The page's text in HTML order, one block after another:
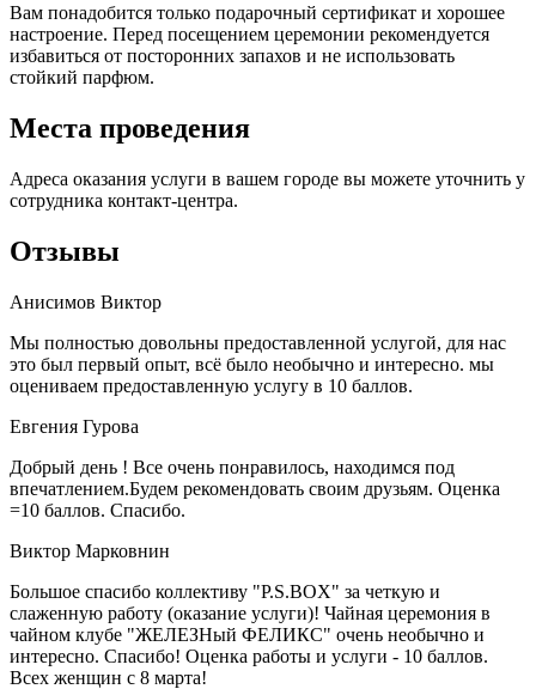
Вам понадобится только подарочный сертификат и хорошее
настроение. Перед посещением церемонии рекомендуется
избавиться от посторонних запахов и не использовать
стойкий парфюм.
Места проведения
Адреса оказания услуги в вашем городе вы можете уточнить у
сотрудника контакт-центра.
Отзывы
Анисимов Виктор
Мы полностью довольны предоставленной услугой, для нас
это был первый опыт, всё было необычно и интересно. мы
оцениваем предоставленную услугу в 10 баллов.
Евгения Гурова
Добрый день ! Все очень понравилось, находимся под
впечатлением.Будем рекомендовать своим друзьям. Оценка
=10 баллов. Спасибо.
Виктор Марковнин
Большое спасибо коллективу "P.S.BOX" за четкую и
слаженную работу (оказание услуги)! Чайная церемония в
чайном клубе "ЖЕЛЕЗНый ФЕЛИКС" очень необычно и
интересно. Спасибо! Оценка работы и услуги - 10 баллов.
Всех женщин с 8 марта!